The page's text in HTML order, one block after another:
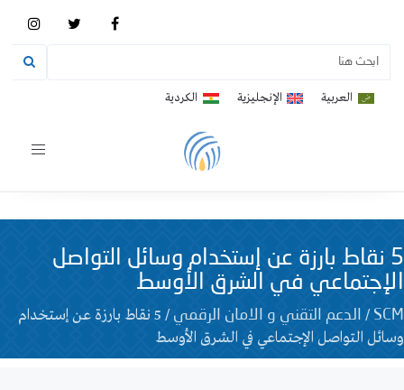
العربية الإنجليزية الكردية
Toggle
5 نقاط بارزة عن إستخدام وسائل التواصل
الإجتماعي في الشرق الأوسط
SCM
/ الدعم التقني و الامان الرقمي /
5 نقاط بارزة عن إستخدام
وسائل التواصل الإجتماعي في الشرق الأوسط